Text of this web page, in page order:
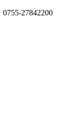
0755-27842200